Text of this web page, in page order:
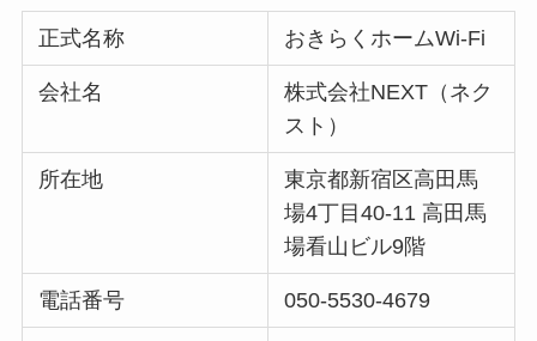
正式名称 おきらくホームWi-Fi
会社名
株式会社NEXT（ネク
スト）
所在地
東京都新宿区高田馬
場4丁目40-11 高田馬
場看山ビル9階
電話番号 050-5530-4679